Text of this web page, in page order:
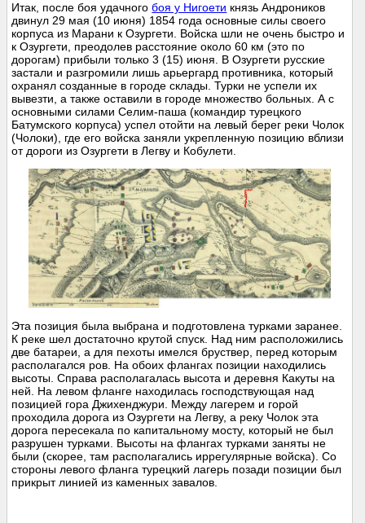
Итак, после боя удачногобоя у Нигоети князь Андроников
двинул 29 мая (10 июня) 1854 года основные силы своего
корпуса из Марани к Озургети. Войска шли не очень быстро и
к Озургети, преодолев расстояние около 60 км (это по
дорогам) прибыли только 3 (15) июня. В Озургети русские
застали и разгромили лишь арьергард противника, который
охранял созданные в городе склады. Турки не успели их
вывезти, а также оставили в городе множество больных. А с
основными силами Селим-паша (командир турецкого
Батумского корпуса) успел отойти на левый берег реки Чолок
(Чолоки), где его войска заняли укрепленную позицию вблизи
от дороги из Озургети в Легву и Кобулети.
Эта позиция была выбрана и подготовлена турками заранее.
К реке шел достаточно крутой спуск. Над ним расположились
две батареи, а для пехоты имелся бруствер, перед которым
располагался ров. На обоих флангах позиции находились
высоты. Справа располагалась высота и деревня Какуты на
ней. На левом фланге находилась господствующая над
позицией гора Джихенджури. Между лагерем и горой
проходила дорога из Озургети на Легву, а реку Чолок эта
дорога пересекала по капитальному мосту, который не был
разрушен турками. Высоты на флангах турками заняты не
были (скорее, там располагались иррегулярные войска). Со
стороны левого фланга турецкий лагерь позади позиции был
прикрыт линией из каменных завалов.